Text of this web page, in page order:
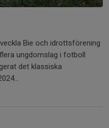
Bie och idrottsförening
ungdomslag i fotboll
det klassiska